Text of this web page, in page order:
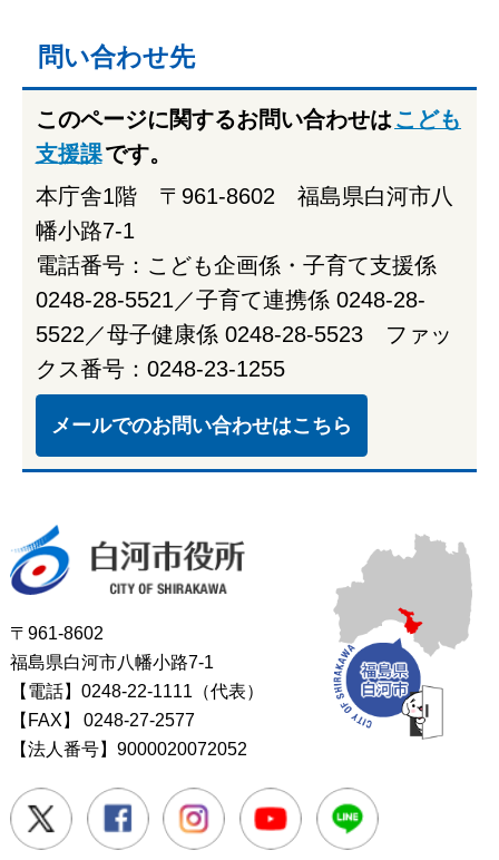
問い合わせ先
このページに関するお問い合わせは こども
支援課です。
本庁舎1階 〒961-8602 福島県白河市八
幡小路7-1
電話番号：こども企画係・子育て支援係
0248-28-5521／子育て連携係 0248-28-
5522／母子健康係 0248-28-5523 ファッ
クス番号：0248-23-1255
メールでのお問い合わせはこちら
〒961-8602
福島県白河市八幡小路7-1
【電話】0248-22-1111（代表）
【FAX】
0248-27-2577
【法人番号】9000020072052
Twitter FacebookInstagramYoutube